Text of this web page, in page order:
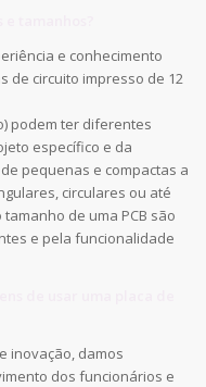
e conhecimento
de circuito impresso de 12
podem ter diferentes
específico e da
pequenas e compactas a
circulares ou até
de uma PCB são
e pela funcionalidade
inovação, damos
dos funcionários e